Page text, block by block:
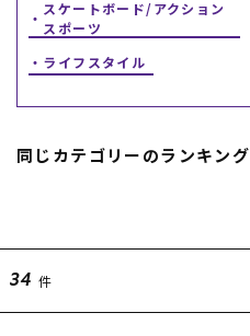
スケートボード/アクション
スポーツ
ライフスタイル
同じカテゴリーのランキング
34 件